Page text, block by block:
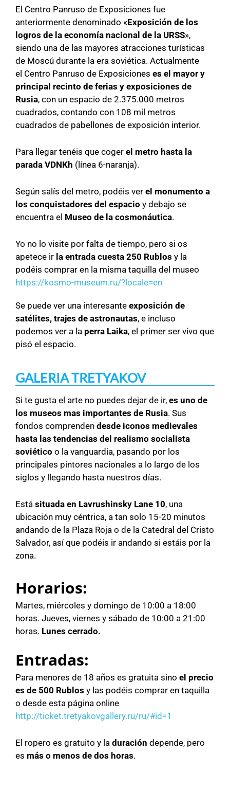
El Centro Panruso de Exposiciones fue
anteriormente denominado «Exposición de los
logros de la economía nacional de la URSS»,
siendo una de las mayores atracciones turísticas
de Moscú durante la era soviética. Actualmente
el Centro Panruso de Exposiciones es el mayor y
principal recinto de ferias y exposiciones de
Rusia, con un espacio de 2.375.000 metros
cuadrados, contando con 108 mil metros
cuadrados de pabellones de exposición interior.
Para llegar tenéis que coger el metro hasta la
parada VDNKh (línea 6-naranja).
Según salís del metro, podéis ver el monumento a
los conquistadores del espacio y debajo se
encuentra el Museo de la cosmonáutica.
Yo no lo visite por falta de tiempo, pero si os
apetece ir la entrada cuesta 250 Rublos y la
podéis comprar en la misma taquilla del museo
https://kosmo-museum.ru/?locale=en
Se puede ver una interesante exposición de
satélites, trajes de astronautas, e incluso
podemos ver a la perra Laika, el primer ser vivo que
pisó el espacio.
GALERIA TRETYAKOV
Si te gusta el arte no puedes dejar de ir, es uno de
los museos mas importantes de Rusia. Sus
fondos comprenden desde iconos medievales
hasta las tendencias del realismo socialista
soviético o la vanguardia, pasando por los
principales pintores nacionales a lo largo de los
siglos y llegando hasta nuestros días.
Está situada en Lavrushinsky Lane 10, una
ubicación muy céntrica, a tan solo 15-20 minutos
andando de la Plaza Roja o de la Catedral del Cristo
Salvador, así que podéis ir andando si estáis por la
zona.
Horarios:
Martes, miércoles y domingo de 10:00 a 18:00
horas. Jueves, viernes y sábado de 10:00 a 21:00
horas. Lunes cerrado.
Entradas:
Para menores de 18 años es gratuita sino el precio
es de 500 Rublos y las podéis comprar en taquilla
o desde esta página online
http://ticket.tretyakovgallery.ru/ru/#id=1
El ropero es gratuito y la duración depende, pero
es más o menos de dos horas.